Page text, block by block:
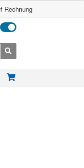
Rechnung